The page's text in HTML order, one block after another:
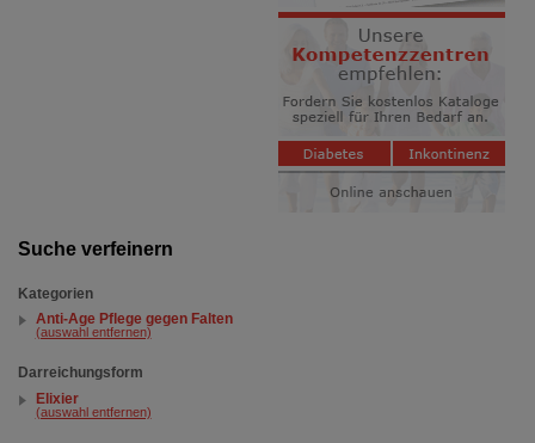
Suche verfeinern
Kategorien
Anti-Age Pflege gegen Falten
(auswahl entfernen)
Darreichungsform
Elixier
(auswahl entfernen)